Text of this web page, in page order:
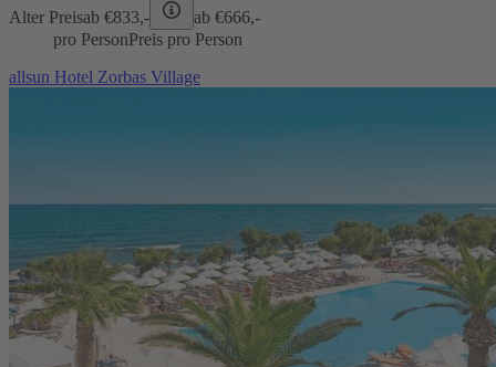
Alter Preisab €833,- ab €666,-
pro PersonPreis pro Person
allsun Hotel Zorbas Village